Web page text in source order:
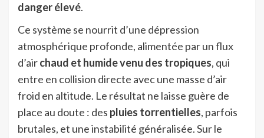
danger élevé.
Ce système se nourrit d’une dépression
atmosphérique profonde, alimentée par un flux
d’airchaud et humide venu des tropiques, qui
entre en collision directe avec une masse d’air
froid en altitude. Le résultat ne laisse guère de
place au doute : des pluies torrentielles, parfois
brutales, et une instabilité généralisée. Sur le